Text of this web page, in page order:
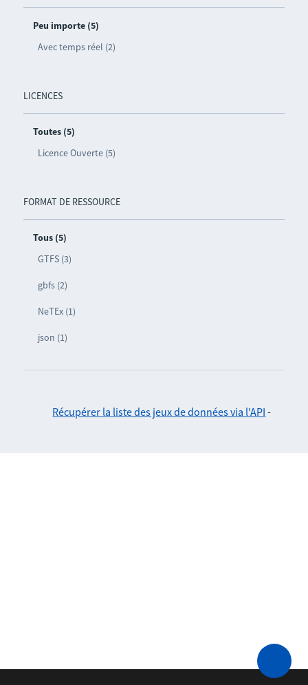
Peu importe (5)
Avec temps réel (2)
LICENCES
Toutes (5)
Licence Ouverte (5)
FORMAT DE RESSOURCE
Tous (5)
GTFS (3)
gbfs (2)
NeTEx (1)
json (1)
Récupérer la liste des jeux de données via l'API -